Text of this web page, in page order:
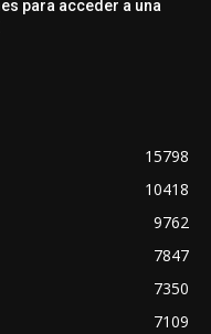
para acceder a una
15798
10418
9762
7847
7350
7109